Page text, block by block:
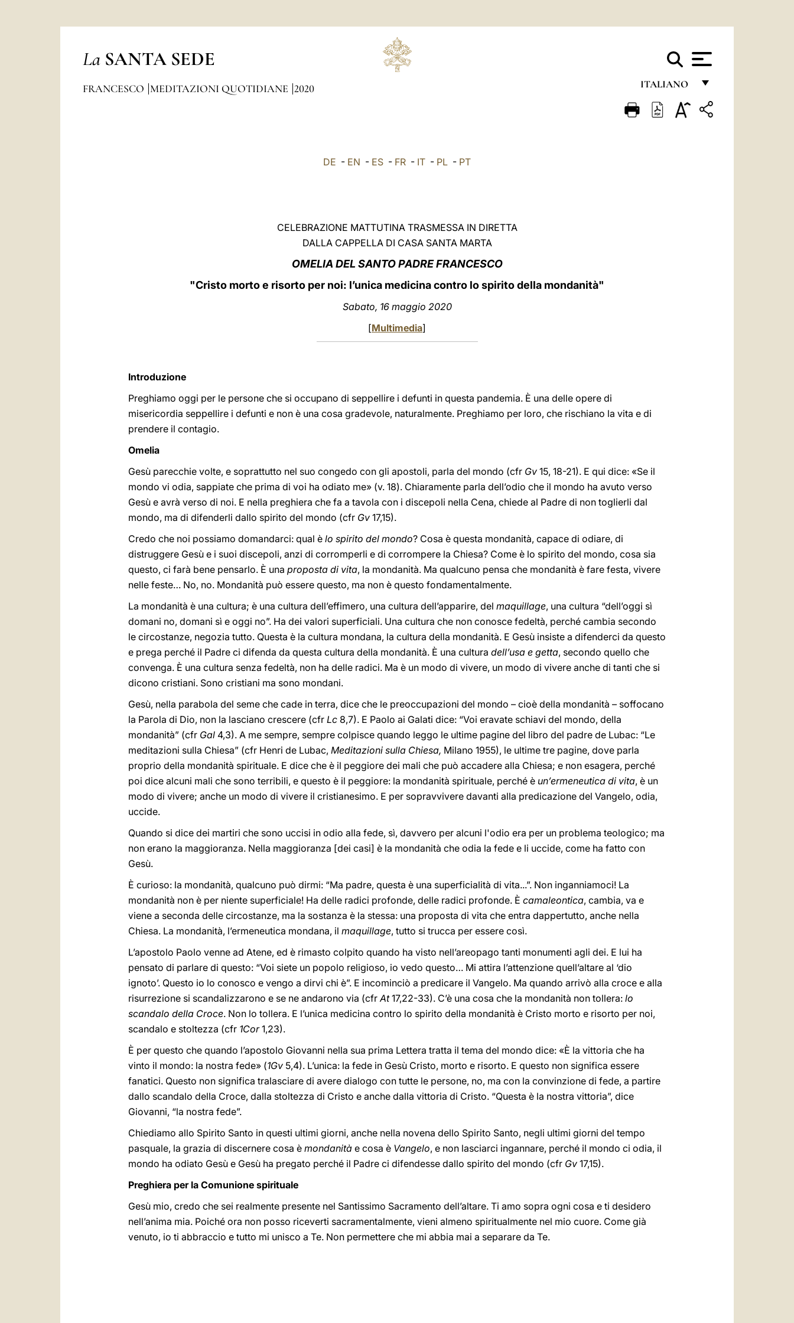
La SANTA SEDE
ITALIANO
FRANÇAIS
FRANCESCO MEDITAZIONI QUOTIDIANE 2020
DE - EN - ES - FR - IT - PL - PT
CELEBRAZIONE MATTUTINA TRASMESSA IN DIRETTA
DALLA CAPPELLA DI CASA SANTA MARTA
OMELIA DEL SANTO PADRE FRANCESCO
"Cristo morto e risorto per noi: l’unica medicina contro lo spirito della mondanità"
Sabato, 16 maggio 2020
[Multimedia]
Introduzione
Preghiamo oggi per le persone che si occupano di seppellire i defunti in questa pandemia. È una delle opere di
misericordia seppellire i defunti e non è una cosa gradevole, naturalmente. Preghiamo per loro, che rischiano la vita e di
prendere il contagio.
Omelia
Gesù parecchie volte, e soprattutto nel suo congedo con gli apostoli, parla del mondo (cfr Gv 15, 18-21). E qui dice: «Se il
mondo vi odia, sappiate che prima di voi ha odiato me» (v. 18). Chiaramente parla dell’odio che il mondo ha avuto verso
Gesù e avrà verso di noi. E nella preghiera che fa a tavola con i discepoli nella Cena, chiede al Padre di non toglierli dal
mondo, ma di difenderli dallo spirito del mondo (cfr Gv 17,15).
Credo che noi possiamo domandarci: qual è lo spirito del mondo? Cosa è questa mondanità, capace di odiare, di
distruggere Gesù e i suoi discepoli, anzi di corromperli e di corrompere la Chiesa? Come è lo spirito del mondo, cosa sia
questo, ci farà bene pensarlo. È una proposta di vita, la mondanità. Ma qualcuno pensa che mondanità è fare festa, vivere
nelle feste… No, no. Mondanità può essere questo, ma non è questo fondamentalmente.
La mondanità è una cultura; è una cultura dell’effimero, una cultura dell’apparire, del maquillage, una cultura “dell’oggi sì
domani no, domani sì e oggi no”. Ha dei valori superficiali. Una cultura che non conosce fedeltà, perché cambia secondo
le circostanze, negozia tutto. Questa è la cultura mondana, la cultura della mondanità. E Gesù insiste a difenderci da questo
e prega perché il Padre ci difenda da questa cultura della mondanità. È una cultura dell’usa e getta, secondo quello che
convenga. È una cultura senza fedeltà, non ha delle radici. Ma è un modo di vivere, un modo di vivere anche di tanti che si
dicono cristiani. Sono cristiani ma sono mondani.
Gesù, nella parabola del seme che cade in terra, dice che le preoccupazioni del mondo – cioè della mondanità – soffocano
la Parola di Dio, non la lasciano crescere (cfr Lc 8,7). E Paolo ai Galati dice: “Voi eravate schiavi del mondo, della
mondanità” (cfr Gal 4,3). A me sempre, sempre colpisce quando leggo le ultime pagine del libro del padre de Lubac: “Le
meditazioni sulla Chiesa” (cfr Henri de Lubac, Meditazioni sulla Chiesa, Milano 1955), le ultime tre pagine, dove parla
proprio della mondanità spirituale. E dice che è il peggiore dei mali che può accadere alla Chiesa; e non esagera, perché
poi dice alcuni mali che sono terribili, e questo è il peggiore: la mondanità spirituale, perché è un’ermeneutica di vita, è un
modo di vivere; anche un modo di vivere il cristianesimo. E per sopravvivere davanti alla predicazione del Vangelo, odia,
uccide.
Quando si dice dei martiri che sono uccisi in odio alla fede, sì, davvero per alcuni l'odio era per un problema teologico; ma
non erano la maggioranza. Nella maggioranza [dei casi] è la mondanità che odia la fede e li uccide, come ha fatto con
Gesù.
È curioso: la mondanità, qualcuno può dirmi: “Ma padre, questa è una superficialità di vita...”. Non inganniamoci! La
mondanità non è per niente superficiale! Ha delle radici profonde, delle radici profonde. È camaleontica, cambia, va e
viene a seconda delle circostanze, ma la sostanza è la stessa: una proposta di vita che entra dappertutto, anche nella
Chiesa. La mondanità, l’ermeneutica mondana, il maquillage, tutto si trucca per essere così.
L’apostolo Paolo venne ad Atene, ed è rimasto colpito quando ha visto nell’areopago tanti monumenti agli dei. E lui ha
pensato di parlare di questo: “Voi siete un popolo religioso, io vedo questo… Mi attira l’attenzione quell’altare al ‘dio
ignoto’. Questo io lo conosco e vengo a dirvi chi è”. E incominciò a predicare il Vangelo. Ma quando arrivò alla croce e alla
risurrezione si scandalizzarono e se ne andarono via (cfrAt17,22-33). C’è una cosa che la mondanità non tollera: lo
scandalo della Croce. Non lo tollera. E l’unica medicina contro lo spirito della mondanità è Cristo morto e risorto per noi,
scandalo e stoltezza (cfr 1Cor1,23).
È per questo che quando l’apostolo Giovanni nella sua prima Lettera tratta il tema del mondo dice: «È la vittoria che ha
vinto il mondo: la nostra fede» (1Gv 5,4). L’unica: la fede in Gesù Cristo, morto e risorto. E questo non significa essere
fanatici. Questo non significa tralasciare di avere dialogo con tutte le persone, no, ma con la convinzione di fede, a partire
dallo scandalo della Croce, dalla stoltezza di Cristo e anche dalla vittoria di Cristo. “Questa è la nostra vittoria”, dice
Giovanni, “la nostra fede”.
Chiediamo allo Spirito Santo in questi ultimi giorni, anche nella novena dello Spirito Santo, negli ultimi giorni del tempo
pasquale, la grazia di discernere cosa è mondanità e cosa è Vangelo, e non lasciarci ingannare, perché il mondo ci odia, il
mondo ha odiato Gesù e Gesù ha pregato perché il Padre ci difendesse dallo spirito del mondo (cfr Gv 17,15).
Preghiera per la Comunione spirituale
Gesù mio, credo che sei realmente presente nel Santissimo Sacramento dell’altare. Ti amo sopra ogni cosa e ti desidero
nell’anima mia. Poiché ora non posso riceverti sacramentalmente, vieni almeno spiritualmente nel mio cuore. Come già
venuto, io ti abbraccio e tutto mi unisco a Te. Non permettere che mi abbia mai a separare da Te.